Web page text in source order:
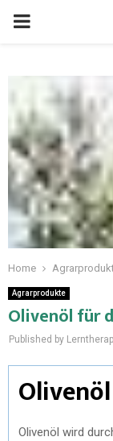
Home
Agrarprodukte
Olivenöl für
Published by
Olivenöl wird